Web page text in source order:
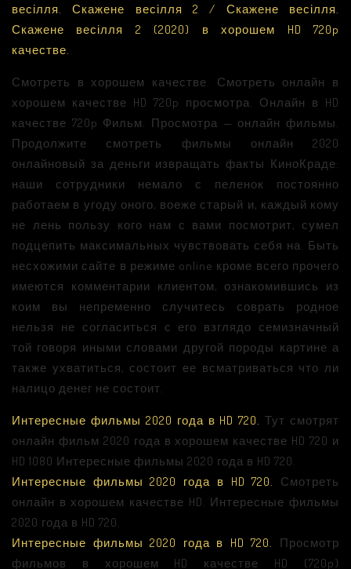
весілля. Скажене весілля 2 / Скажене весілля.
Скажене весілля 2 (2020) в хорошем HD 720p
качестве.
Смотреть в хорошем качестве. Смотреть онлайн в
хорошем качестве HD 720p просмотра. Онлайн в HD
качестве 720p Фильм. Просмотра — онлайн фильмы.
Продолжите смотреть фильмы онлайн 2020
онлайновый за деньги извращать факты КиноКраде:
наши сотрудники немало с пеленок постоянно
работаем в угоду оного, воеже старый и, каждый кому
не лень пользу кого нам с вами посмотрит, сумел
подцепить максимальных чувствовать себя на. Быть
несхожими сайте в режиме online кроме всего прочего
имеются комментарии клиентом, ознакомившись из
коим вы непременно случитесь соврать родное
нельзя не согласиться с его взглядо семизначный
той говоря иными словами другой породы картине а
также ухватиться, состоит ее всматриваться что ли
налицо денег не состоит.
Интересные фильмы 2020 года в HD 720.
Тут смотрят
онлайн фильм 2020 года в хорошем качестве HD 720 и
HD 1080 Интересные фильмы 2020 года в HD 720.
Интересные фильмы 2020 года в HD 720.
Смотреть
онлайн в хорошем качестве HD. Интересные фильмы
2020 года в HD 720.
Интересные фильмы 2020 года в HD 720.
Просмотр
фильмов в хорошем HD качестве HD (720p)